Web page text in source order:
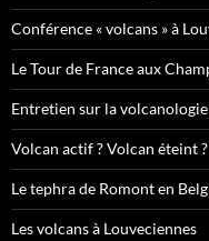
Conférence « volcans » à
Le Tour de France aux
Entretien sur la volcanologie
Volcan actif ? Volcan éteint ?
Le tephra de Romont en
Les volcans à Louveciennes